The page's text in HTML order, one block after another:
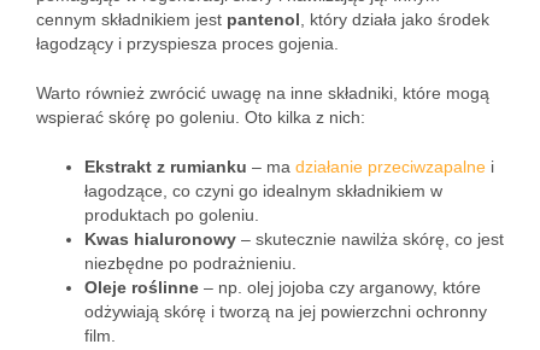
cennym składnikiem jest pantenol , który działa jako środek
łagodzący i przyspiesza proces gojenia.
Warto również zwrócić uwagę na inne składniki, które mogą
wspierać skórę po goleniu. Oto kilka z nich:
Ekstrakt z rumianku – ma działanie przeciwzapalne i
łagodzące, co czyni go idealnym składnikiem w
produktach po goleniu.
Kwas hialuronowy – skutecznie nawilża skórę, co jest
niezbędne po podrażnieniu.
Oleje roślinne – np. olej jojoba czy arganowy, które
odżywiają skórę i tworzą na jej powierzchni ochronny
film.